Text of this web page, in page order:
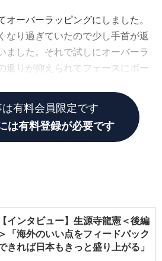
オーバーラッピングにしました。
なり過ぎていたので少し手首が返
ました。それで試しにオーバーラ
返りが抑えられてフェースにボー
は有料会員限定です
は有料登録が必要です
【インタビュー】生源寺龍憲＜後編
＞「海外のいい点をフィードバック
きれば日本もきっと盛り上がる」